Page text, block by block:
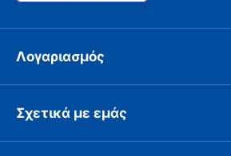
Λογαριασμός
Σχετικά με εμάς